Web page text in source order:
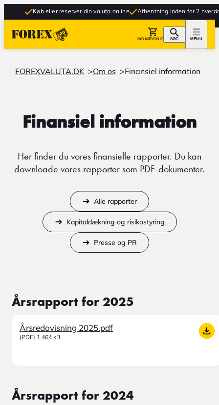
Køb eller reserver din valuta online Afhentning inden for 2 hverdage
INDKØBSKURV SØG MENU
FOREXVALUTA.DK Om os Finansiel information
Finansiel information
Her finder du vores finansielle rapporter. Du kan
downloade vores rapporter som PDF-dokumenter.
Alle rapporter
Kapitaldækning og risikostyring
Presse og PR
Årsrapport for 2025
Årsredovisning 2025.pdf
(PDF) 1.464 kB
Årsrapport for 2024